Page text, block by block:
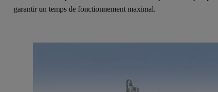
garantir un temps de fonctionnement maximal.